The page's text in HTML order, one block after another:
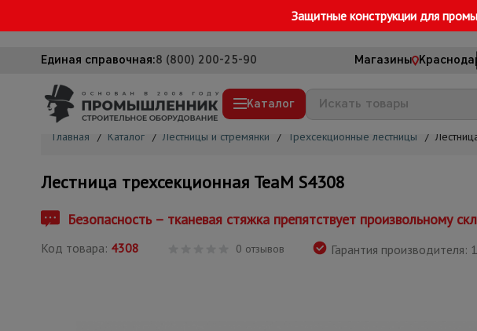
Защитные конструкции для
Единая справочная:8 (800) 200-25-90 Магазины
Каталог
Вышки-туры
Главная / Каталог / Лестницы и стремянки / Трехсекционные лестницы /
Лестница трехсекционная TeaM S4308
Безопасность – тканевая стяжка препятствует произвольному
Код товара: 4308 0 отзывов Гарантия производителя: